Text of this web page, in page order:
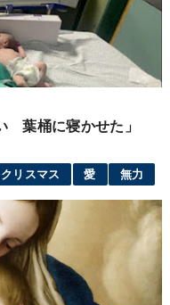
葉桶に寝かせた」
クリスマス 愛 無力